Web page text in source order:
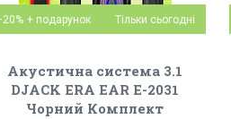
Тільки сьогодні
Акустична система 3.1
DJACK ERA EAR E-2031
Чорний Комплект